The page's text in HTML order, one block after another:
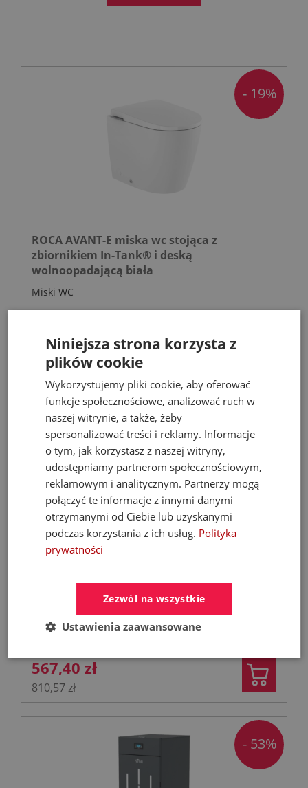
ROCA AVANT-E miska wc stojąca z
zbiornikiem In-Tank® i deską
wolnoopadającą biała
Miski WC
3 299,97 zł
4 059,00 zł
- 19%
podtynkowa stal nierdzewna
Baterie umywalkowe
567,40 zł
810,57 zł
- 53%
Niniejsza strona korzysta z
plików cookie
Wykorzystujemy pliki cookie, aby oferować
funkcje społecznościowe, analizować ruch w
naszej witrynie, a także, żeby
spersonalizować treści i reklamy. Informacje
o tym, jak korzystasz z naszej witryny,
udostępniamy partnerom społecznościowym,
reklamowym i analitycznym. Partnerzy mogą
połączyć te informacje z innymi danymi
otrzymanymi od Ciebie lub uzyskanymi
podczas korzystania z ich usług. Polityka
prywatności
Zezwól na wszystkie
Ustawienia zaawansowane